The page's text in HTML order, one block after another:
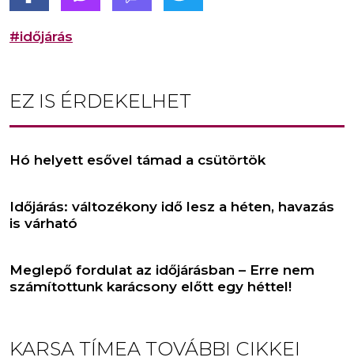
#időjárás
EZ IS ÉRDEKELHET
Hó helyett esővel támad a csütörtök
Időjárás: változékony idő lesz a héten, havazás
is várható
Meglepő fordulat az időjárásban – Erre nem
számítottunk karácsony előtt egy héttel!
KARSA TÍMEA TOVÁBBI CIKKEI